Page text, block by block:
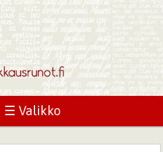
☰ Valikko